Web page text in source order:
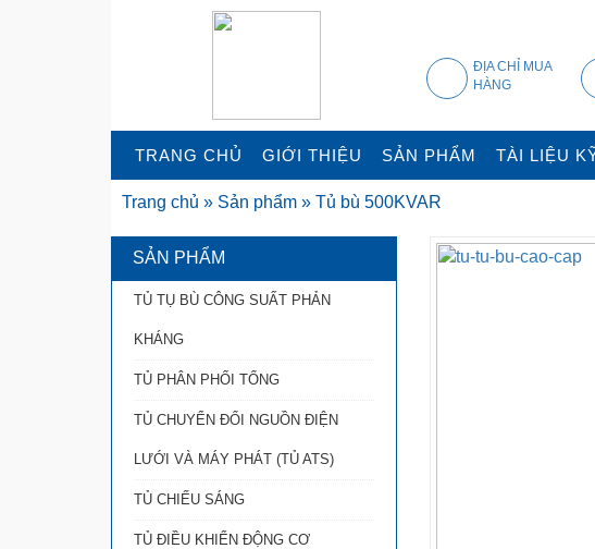
ĐỊA CHỈ MUA
HÀNG
TRANG CHỦ GIỚI THIỆU SẢN PHẨM TÀI LIỆU
Trang chủ » Sản phẩm » Tủ bù 500KVAR
SẢN PHẨM
TỦ TỤ BÙ CÔNG SUẤT PHẢN
KHÁNG
TỦ PHÂN PHỐI TỔNG
TỦ CHUYỂN ĐỔI NGUỒN ĐIỆN
LƯỚI VÀ MÁY PHÁT (TỦ ATS)
TỦ CHIẾU SÁNG
TỦ ĐIỀU KHIỂN ĐỘNG CƠ